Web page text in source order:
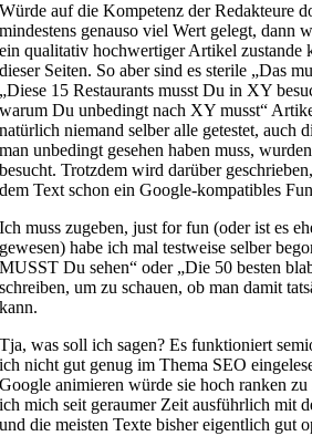
Würde auf die Kompetenz der Redakteure
mindestens genauso viel Wert gelegt, dann
ein qualitativ hochwertiger Artikel zustande
dieser Seiten. So aber sind es sterile „Das
„Diese 15 Restaurants musst Du in XY
warum Du unbedingt nach XY musst“
natürlich niemand selber alle getestet, auch
man unbedingt gesehen haben muss,
besucht. Trotzdem wird darüber
dem Text schon ein Google-kompatibles
Ich muss zugeben, just for fun (oder ist es
gewesen) habe ich mal testweise selber
MUSST Du sehen“ oder „Die 50 besten
schreiben, um zu schauen, ob man damit
kann.
Tja, was soll ich sagen? Es funktioniert
ich nicht gut genug im Thema SEO
Google animieren würde sie hoch ranken
ich mich seit geraumer Zeit ausführlich mit
und die meisten Texte bisher eigentlich gut